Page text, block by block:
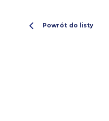
Powrót do listy